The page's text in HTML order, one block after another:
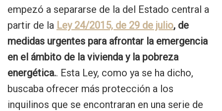
empezó a separarse de la del Estado central a
partir de la Ley 24/2015, de 29 de julio, de
medidas urgentes para afrontar la emergencia
en el ámbito de la vivienda y la pobreza
energética.. Esta Ley, como ya se ha dicho,
buscaba ofrecer más protección a los
inquilinos que se encontraran en una serie de